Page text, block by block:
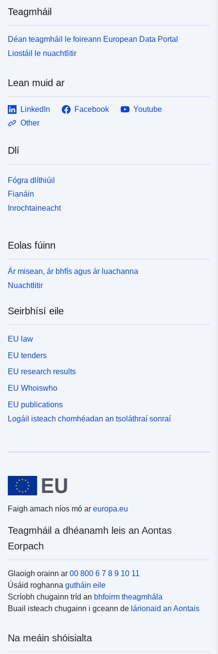
Teagmháil
Déan teagmháil le foireann European Data Portal
Liostáil le nuachtlitir
Lean muid ar
LinkedIn Facebook
Youtube
Other
Dlí
Fógra dlíthiúil
Fianáin
Inrochtaineacht
Eolas fúinn
Ár misean, ár bhfís agus ár luachanna
Nuachtlitir
Seirbhísí eile
EU law
EU tenders
EU research results
EU Whoiswho
EU publications
Logáil isteach chomhéadan an tsoláthraí sonraí
Faigh amach níos mó ar europa.eu
Teagmháil a dhéanamh leis an Aontas
Eorpach
Glaoigh orainn ar 00 800 6 7 8 9 10 11
Úsáid roghanna gutháin eile
Scríobh chugainn tríd an bhfoirm theagmhála
Buail isteach chugainn i gceann de lárionaid an Aontais
Na meáin shóisialta